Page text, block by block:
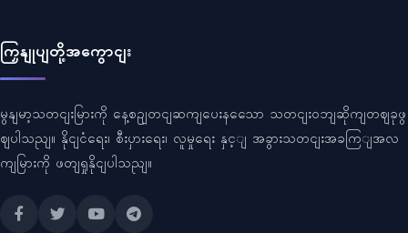
ကြှနျုပျတို့အကွောငျး
မွနျမာ့သတငျးမြားကို နေ့စဥျတငျဆကျပေးနသေော သတငျးဝဘျဆိုကျတဈခုဖွ
ဈပါသညျ။ နိုငျငံရေး၊ စီးပှားရေး၊ လူမှုရေး နှင့ျ အခွားသတငျးအခကြျအလ
ကျမြားကို ဖတျရှုနိုငျပါသညျ။